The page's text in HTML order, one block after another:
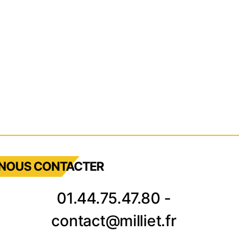
CONTACTER
01.44.75.47.80 -
contact@milliet.fr